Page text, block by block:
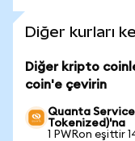
Diğer kurları
Diğer kripto
coin'e çevirin
Quanta
Tokenized)'na
1 PWRon eşittir